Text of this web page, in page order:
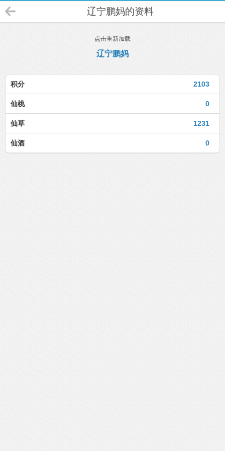
辽宁鹏妈的资料
点击重新加载
辽宁鹏妈
2103
积分
0
仙桃
1231
仙草
0
仙酒